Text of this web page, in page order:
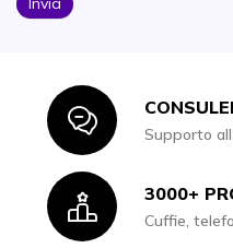
IconSupporto
Icon3000+
Cuffie,